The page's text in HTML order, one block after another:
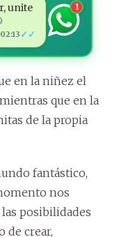
unite
02:13 ✓✓
1
en la niñez el
que en la
de la propia
fantástico,
nos
posibilidades
de crear,